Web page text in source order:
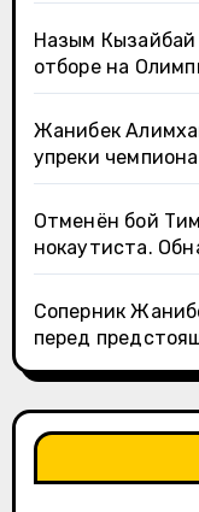
Назым Кызайбай
отборе на
Жанибек
упреки
Отменён бой
нокаутиста.
Соперник
перед